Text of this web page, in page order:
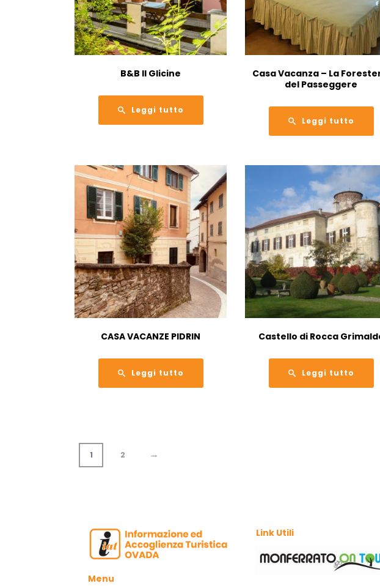
B&B Il Glicine
Leggi tutto
Casa Vacanza – La
del Passeggere
Leggi tutto
CASA VACANZE PIDRIN
Leggi tutto
Castello di Rocca
Leggi tutto
1 2 →
Menu
Link Utili